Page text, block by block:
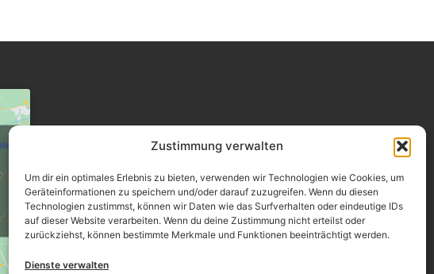
Zustimmung verwalten
Um dir ein optimales Erlebnis zu bieten, verwenden wir Technologien wie Cookies, um
Geräteinformationen zu speichern und/oder darauf zuzugreifen. Wenn du diesen
Technologien zustimmst, können wir Daten wie das Surfverhalten oder eindeutige IDs
auf dieser Website verarbeiten. Wenn du deine Zustimmung nicht erteilst oder
zurückziehst, können bestimmte Merkmale und Funktionen beeinträchtigt werden.
Dienste verwalten
Impressum
Datenschutz
Erklärung zur Barrierefreiheit
AGB